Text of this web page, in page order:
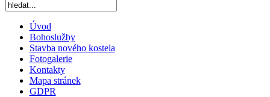
Úvod
Bohoslužby
Stavba nového kostela
Fotogalerie
Kontakty
Mapa stránek
GDPR